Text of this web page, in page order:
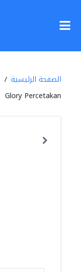
الصفحة الرئيسية
Glory Percetakan